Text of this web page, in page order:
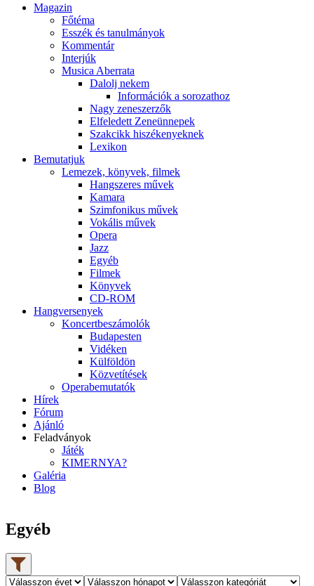
Magazin
Főtéma
Esszék és tanulmányok
Kommentár
Interjúk
Musica Aberrata
Dalolj nekem
Információk a sorozathoz
Nagy zeneszerzők
Elfeledett Zeneünnepek
Szakcikk hiszékenyeknek
Lexikon
Bemutatjuk
Lemezek, könyvek, filmek
Hangszeres művek
Kamara
Szimfonikus művek
Vokális művek
Opera
Jazz
Egyéb
Filmek
Könyvek
CD-ROM
Hangversenyek
Koncertbeszámolók
Budapesten
Vidéken
Külföldön
Közvetítések
Operabemutatók
Hírek
Fórum
Ajánló
Feladványok
Játék
KIMERNYA?
Galéria
Blog
Egyéb
